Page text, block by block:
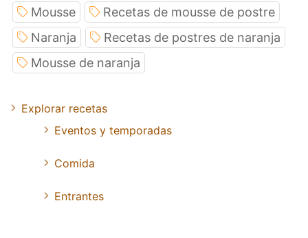
Mousse
Recetas de mousse de postre
Naranja
Recetas de postres de naranja
Mousse de naranja
Explorar recetas
Eventos y temporadas
Comida
Entrantes